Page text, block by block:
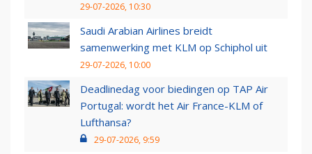
29-07-2026, 10:30
Saudi Arabian Airlines breidt
samenwerking met KLM op Schiphol uit
29-07-2026, 10:00
Deadlinedag voor biedingen op TAP Air
Portugal: wordt het Air France-KLM of
Lufthansa?
29-07-2026, 9:59